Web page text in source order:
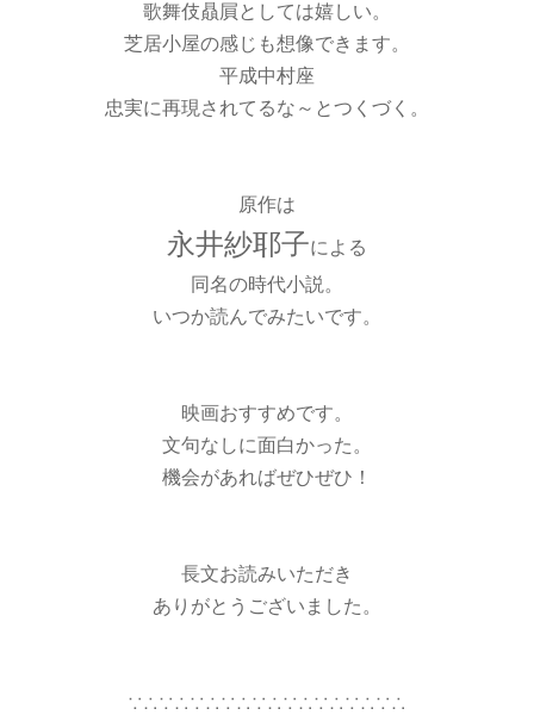
歌舞伎贔屓としては嬉しい。
芝居小屋の感じも想像できます。
平成中村座
忠実に再現されてるな～とつくづく。
原作は
永井紗耶子による
同名の時代小説。
いつか読んでみたいです。
映画おすすめです。
文句なしに面白かった。
機会があればぜひぜひ！
長文お読みいただき
ありがとうございました。
∵∴∵∴∵∴∵∴∵∴∵∴∵∴∵∴∵∴